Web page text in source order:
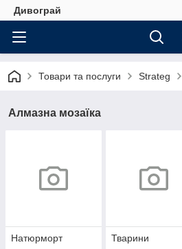
Дивограй
Товари та послуги Strateg
Алмазна мозаїка
Натюрморт Тварини